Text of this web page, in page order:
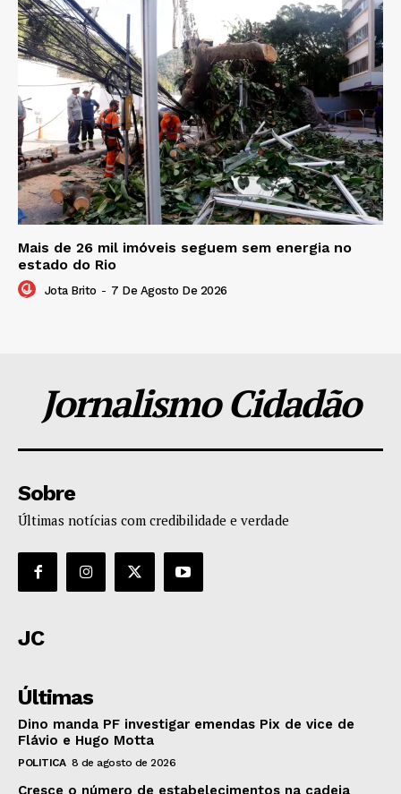
Mais de 26 mil imóveis seguem sem energia no
estado do Rio
Jota Brito - 7 De Agosto De 2026
Jornalismo Cidadão
Sobre
Últimas notícias com credibilidade e verdade
JC
Últimas
Dino manda PF investigar emendas Pix de vice de
Flávio e Hugo Motta
POLITICA 8 de agosto de 2026
Cresce o número de estabelecimentos na cadeia